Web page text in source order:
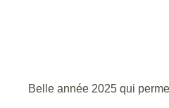
Belle année 2025 qui